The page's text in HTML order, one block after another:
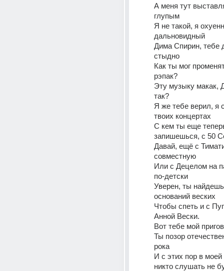
А меня тут
глупым
Я не такой, я
дальновидный
Дима Спирин, тебе
стыдно
Как ты мог
рэпак?
Эту музыку макак,
так?
Я же тебе верил, я
твоих концертах
С кем ты еще
запишешься, с 50
Давай, ещё с
совместную
Или с Децелом на
по-детски
Уверен, ты
оснований веских
Чтобы спеть и с
Анной Вески.
Вот тебе мой
Ты позор
рока
И с этих пор в моей
никто слушать не